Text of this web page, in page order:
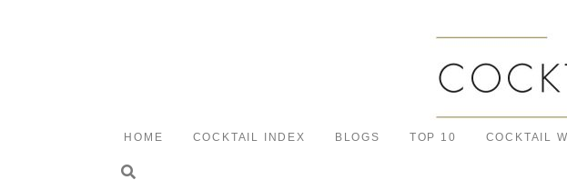
HOME COCKTAIL INDEX BLOGS TOP 10 COCKTAIL
Toggle search